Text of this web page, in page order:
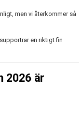
men vi återkommer så
en riktigt fin
2026 är